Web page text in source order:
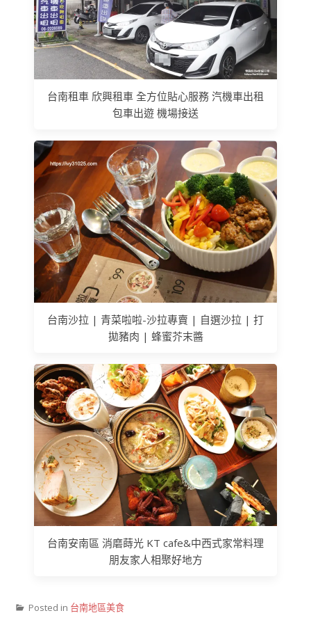
台南租車 欣興租車 全方位貼心服務 汽機車出租
包車出遊 機場接送
台南沙拉 | 青菜啦啦-沙拉專賣 | 自選沙拉 | 打
拋豬肉 | 蜂蜜芥末醬
台南安南區 消磨蒔光 KT cafe&中西式家常料理
朋友家人相聚好地方
Posted in 台南地區美食